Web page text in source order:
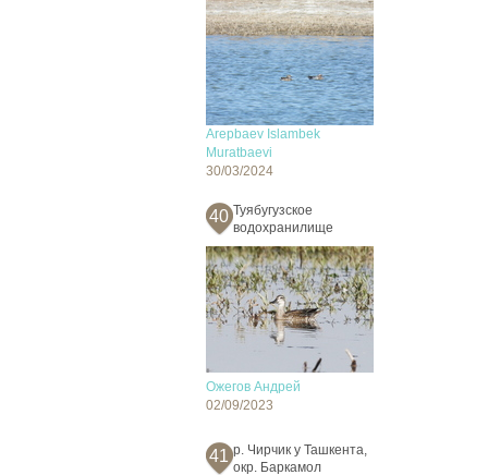
Arepbaev Islambek
Muratbaevi
30/03/2024
40 Туябугузское
водохранилище
Ожегов Андрей
02/09/2023
41 р. Чирчик у Ташкента,
окр. Баркамол